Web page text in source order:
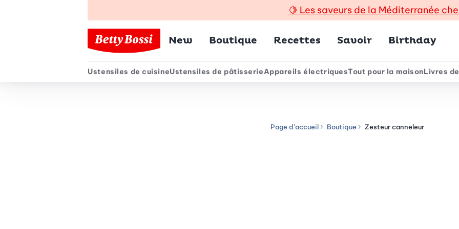
🍋 Les saveurs de la Méditerranée
Menu principal
New Boutique Recettes Savoir Birthday
Menu secondaire
Ustensiles de cuisineUstensiles de pâtisserieAppareils électriquesTout pour la maisonLivres
Page d’accueil Boutique Zesteur canneleur